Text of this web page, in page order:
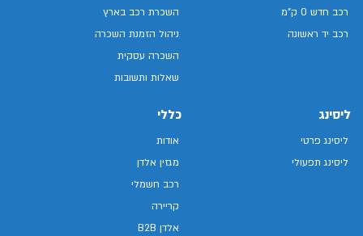
רכב חדש 0 ק"מ
רכב יד ראשונה
השכרת רכב בארץ
ניהול הזמנת השכרה
השכרה עסקית
שאלות ותשובות
ליסינג
ליסינג פרטי
ליסינג תפעולי
כללי
אודות
מגזין אלדן
רכב חשמלי
קריירה
אלדן B2B